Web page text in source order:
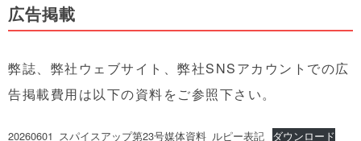
広告掲載
弊誌、弊社ウェブサイト、弊社SNSアカウントでの広
告掲載費用は以下の資料をご参照下さい。
20260601_スパイスアップ第23号媒体資料_ルピー表記 ダウンロード